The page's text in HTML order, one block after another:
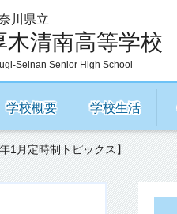
川県立
木清南高等学校
Seinan Senior High School
学校概要 学校生活
1月定時制トピックス】